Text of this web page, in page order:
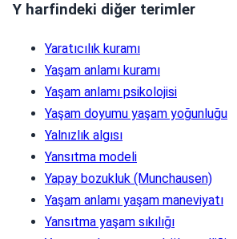
Y harfindeki diğer terimler
Yaratıcılık kuramı
Yaşam anlamı kuramı
Yaşam anlamı psikolojisi
Yaşam doyumu yaşam yoğunluğu
Yalnızlık algısı
Yansıtma modeli
Yapay bozukluk (Munchausen)
Yaşam anlamı yaşam maneviyatı
Yansıtma yaşam sıkılığı